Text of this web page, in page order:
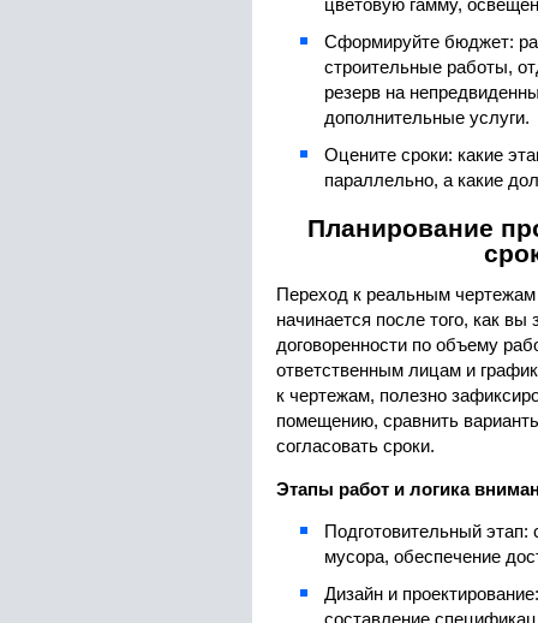
цветовую гамму,
Сформируйте бюджет:
строительные работы,
резерв на
дополнительные услуги.
Оцените сроки: какие
параллельно, а какие
Планирование
Переход к реальным
начинается после того, как
договоренности по объему
ответственным лицам и
к чертежам, полезно
помещению, сравнить
согласовать сроки.
Этапы работ и логика
Подготовительный этап:
мусора, обеспечение
Дизайн и